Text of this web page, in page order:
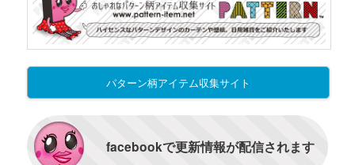
パターン柄アイテム収集サイト
facebookで更新情報が配信されます